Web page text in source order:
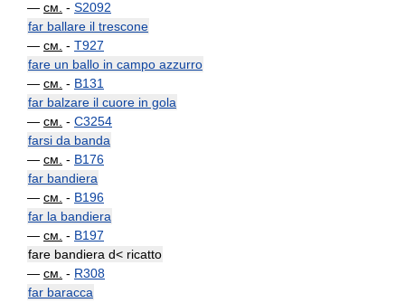
— см. - S2092
far ballare il trescone
— см. - T927
fare un ballo in campo azzurro
— см. - B131
far balzare il cuore in gola
— см. - C3254
farsi da banda
— см. - B176
far bandiera
— см. - B196
far la bandiera
— см. - B197
fare bandiera d< ricatto
— см. - R308
far baracca